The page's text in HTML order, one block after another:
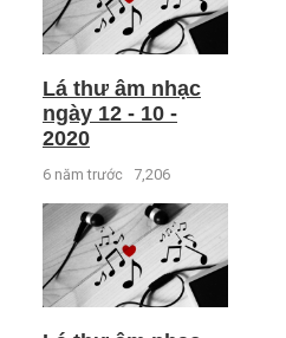
Lá thư âm nhạc
ngày 12 - 10 -
2020
6 năm trước 7,206